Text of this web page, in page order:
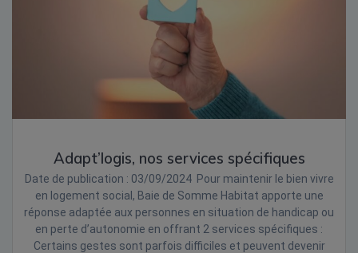
Adapt’logis, nos services spécifiques
Date de publication : 03/09/2024 Pour maintenir le bien vivre
en logement social, Baie de Somme Habitat apporte une
réponse adaptée aux personnes en situation de handicap ou
en perte d’autonomie en offrant 2 services spécifiques :
Certains gestes sont parfois difficiles et peuvent devenir